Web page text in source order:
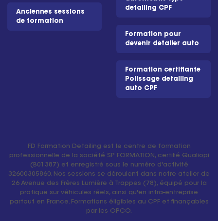
Anciennes sessions
de formation
detailing CPF
Formation pour
devenir detailer auto
Formation certifiante
Polissage detailing
auto CPF
FD Formation Detailing est le centre de formation
professionnelle de la société SP FORMATION, certifié Qualiopi
(B01387) et enregistré sous le numéro d'activité
32600305860. Nos sessions se déroulent dans notre atelier de
26 Avenue des Frères Lumière à Trappes (78), équipé pour la
pratique sur véhicules réels, ainsi qu'en intra-entreprise
partout en France. Formations éligibles au CPF et finançables
par les OPCO.